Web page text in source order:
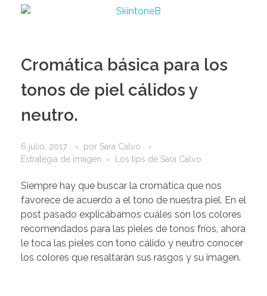
Cromática básica para los
tonos de piel cálidos y
neutro.
6 julio, 2017 por Sara Calvo
Estrategia de imagen
Los tips de Sara Calvo
Siempre hay que buscar la cromática que nos
favorece de acuerdo a el tono de nuestra piel. En el
post pasado explicábamos cuáles son los colores
recomendados para las pieles de tonos fríos, ahora
le toca las pieles con tono cálido y neutro conocer
los colores que resaltarán sus rasgos y su imagen.